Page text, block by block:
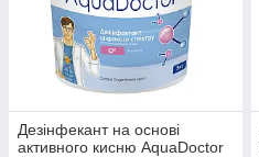
Дезінфекант на основі
активного кисню AquaDoctor